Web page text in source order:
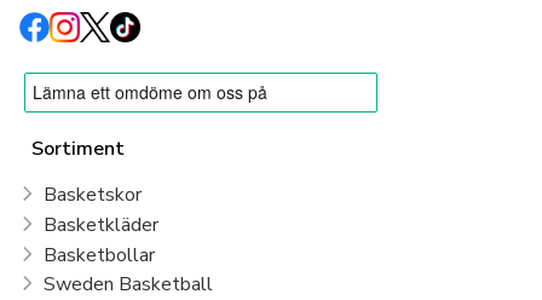
Sortiment
Basketskor
Basketkläder
Basketbollar
Sweden Basketball